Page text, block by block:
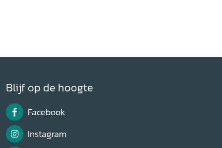
Blijf op de hoogte
Facebook
Instagram